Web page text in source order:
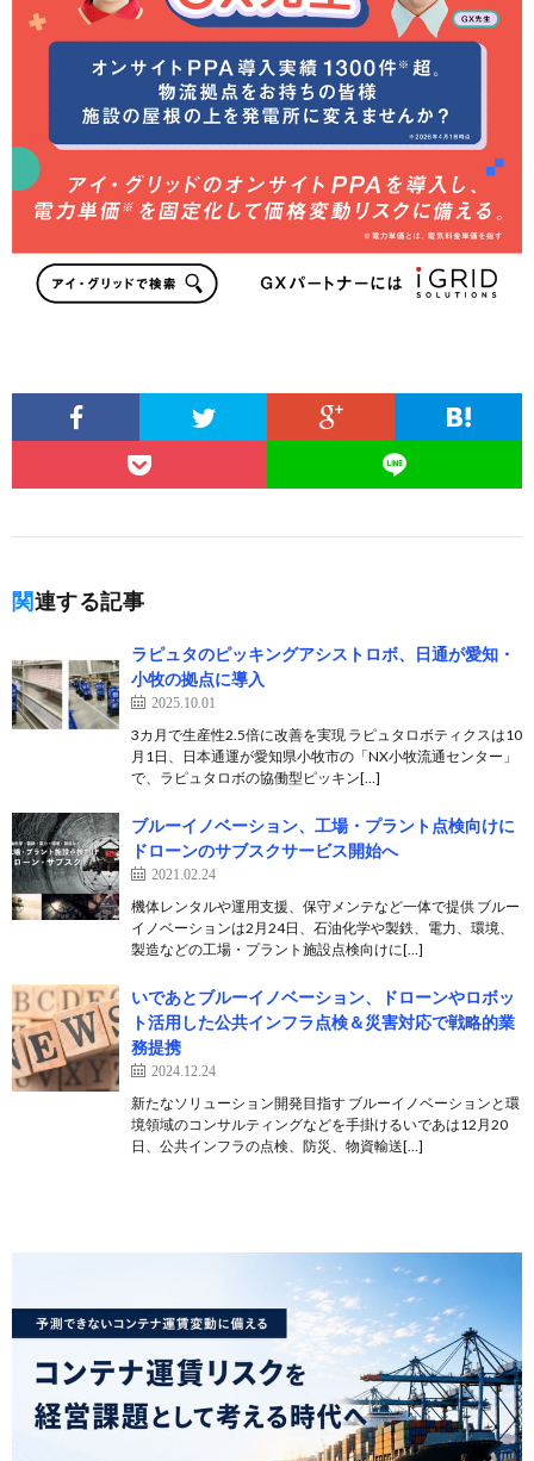
関連する記事
ラピュタのピッキングアシストロボ、日通が愛知・
小牧の拠点に導入
2025.10.01
3カ月で生産性2.5倍に改善を実現 ラピュタロボティクスは10
月1日、日本通運が愛知県小牧市の「NX小牧流通センター」
で、ラピュタロボの協働型ピッキン[…]
ブルーイノベーション、工場・プラント点検向けに
ドローンのサブスクサービス開始へ
2021.02.24
機体レンタルや運用支援、保守メンテなど一体で提供 ブルー
イノベーションは2月24日、石油化学や製鉄、電力、環境、
製造などの工場・プラント施設点検向けに[…]
いであとブルーイノベーション、ドローンやロボッ
ト活用した公共インフラ点検＆災害対応で戦略的業
務提携
2024.12.24
新たなソリューション開発目指す ブルーイノベーションと環
境領域のコンサルティングなどを手掛けるいであは12月20
日、公共インフラの点検、防災、物資輸送[…]